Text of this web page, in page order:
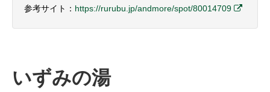
参考サイト： https://rurubu.jp/andmore/spot/80014709
いずみの湯